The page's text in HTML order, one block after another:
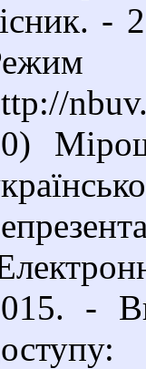
-
-